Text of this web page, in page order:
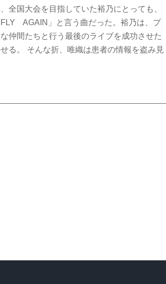
全国大会を目指していた裕乃にとっても、
AGAIN」と言う曲だった。裕乃は、プ
仲間たちと行う最後のライブを成功させた
る。 そんな折、唯織は患者の情報を盗み見